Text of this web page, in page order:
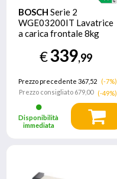
BOSCH Serie 2
WGE03200IT Lavatrice
a carica frontale 8kg
Classe A
€339,99
Prezzo precedente 367,52
(-7%)
Prezzo consigliato679,00 (-49%)
Disponibilità
immediata